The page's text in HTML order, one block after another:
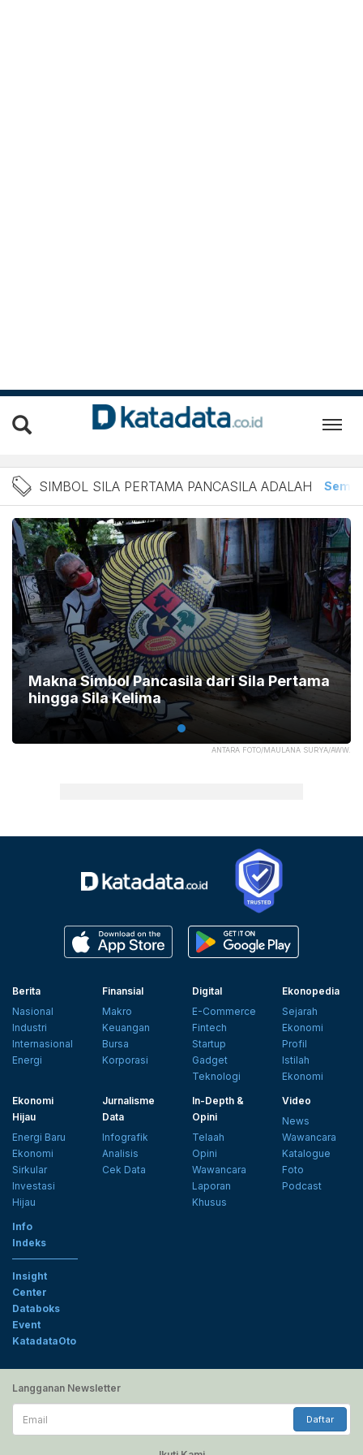
Berita Simbol Sila
SIMBOL SILA PERTAMA PANCASILA ADALAH
ANTARA FOTO/MAULANA SURYA/AWW.
Makna Simbol Pancasila dari Sila Pertama
hingga Sila Kelima
Berita
Nasional
Industri
Internasional
Energi
Finansial
Makro
Keuangan
Bursa
Korporasi
Digital
E-Commerce
Fintech
Startup
Gadget
Teknologi
Ekonopedia
Sejarah
Ekonomi
Profil
Istilah
Ekonomi
Ekonomi
Hijau
Energi Baru
Ekonomi
Sirkular
Investasi
Hijau
Jurnalisme
Data
Infografik
Analisis
Cek Data
In-Depth &
Opini
Telaah
Opini
Wawancara
Laporan
Khusus
Video
News
Wawancara
Katalogue
Foto
Podcast
Info
Indeks
Insight
Center
Databoks
Event
KatadataOto
Langganan Newsletter
Email
Daftar